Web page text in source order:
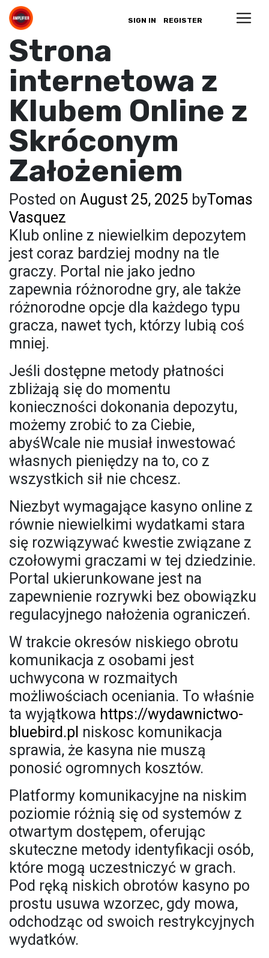
SIGN IN REGISTER
Strona
internetowa z
Klubem Online z
Skróconym
Założeniem
Posted on August 25, 2025 byTomas
Vasquez
Klub online z niewielkim depozytem
jest coraz bardziej modny na tle
graczy. Portal nie jako jedno
zapewnia różnorodne gry, ale także
różnorodne opcje dla każdego typu
gracza, nawet tych, którzy lubią coś
mniej.
Jeśli dostępne metody płatności
zbliżają się do momentu
konieczności dokonania depozytu,
możemy zrobić to za Ciebie,
abyśWcale nie musiał inwestować
własnych pieniędzy na to, co z
wszystkich sił nie chcesz.
Niezbyt wymagające kasyno online z
równie niewielkimi wydatkami stara
się rozwiązywać kwestie związane z
czołowymi graczami w tej dziedzinie.
Portal ukierunkowane jest na
zapewnienie rozrywki bez obowiązku
regulacyjnego nałożenia ograniczeń.
W trakcie okresów niskiego obrotu
komunikacja z osobami jest
uchwycona w rozmaitych
możliwościach oceniania. To właśnie
ta wyjątkowa https://wydawnictwo-
bluebird.pl niskosc komunikacja
sprawia, że kasyna nie muszą
ponosić ogromnych kosztów.
Platformy komunikacyjne na niskim
poziomie różnią się od systemów z
otwartym dostępem, oferując
skuteczne metody identyfikacji osób,
które mogą uczestniczyć w grach.
Pod ręką niskich obrotów kasyno po
prostu usuwa wzorzec, gdy mowa,
odchodząc od swoich restrykcyjnych
wydatków.